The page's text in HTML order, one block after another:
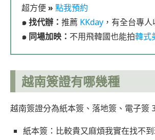
超方便» 點我預約
๑ 找代辦： 推薦 KKday ，有全台專
๑ 同場加映： 不用飛韓國也能拍韓式
越南簽證有哪幾種
越南簽證分為紙本簽、落地簽、電子簽
紙本簽：比較貴又麻煩我實在找不